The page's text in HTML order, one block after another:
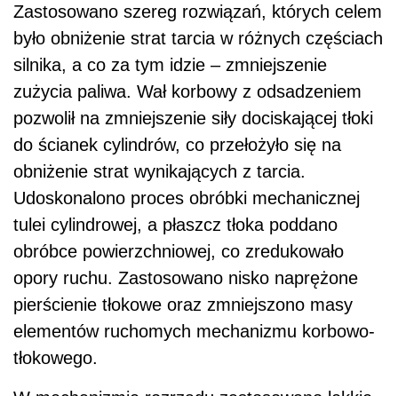
Zastosowano szereg rozwiązań, których celem
było obniżenie strat tarcia w różnych częściach
silnika, a co za tym idzie – zmniejszenie
zużycia paliwa. Wał korbowy z odsadzeniem
pozwolił na zmniejszenie siły dociskającej tłoki
do ścianek cylindrów, co przełożyło się na
obniżenie strat wynikających z tarcia.
Udoskonalono proces obróbki mechanicznej
tulei cylindrowej, a płaszcz tłoka poddano
obróbce powierzchniowej, co zredukowało
opory ruchu. Zastosowano nisko naprężone
pierścienie tłokowe oraz zmniejszono masy
elementów ruchomych mechanizmu korbowo-
tłokowego.